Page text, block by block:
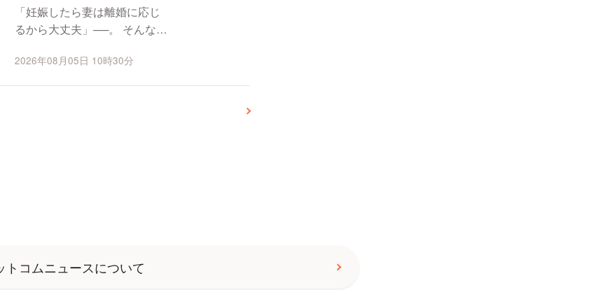
「妊娠したら妻は離婚に応じ
るから大丈夫」──。 そんな言
関係を持ったとい...
2026年08月05日 10時30分
トコムニュースについて